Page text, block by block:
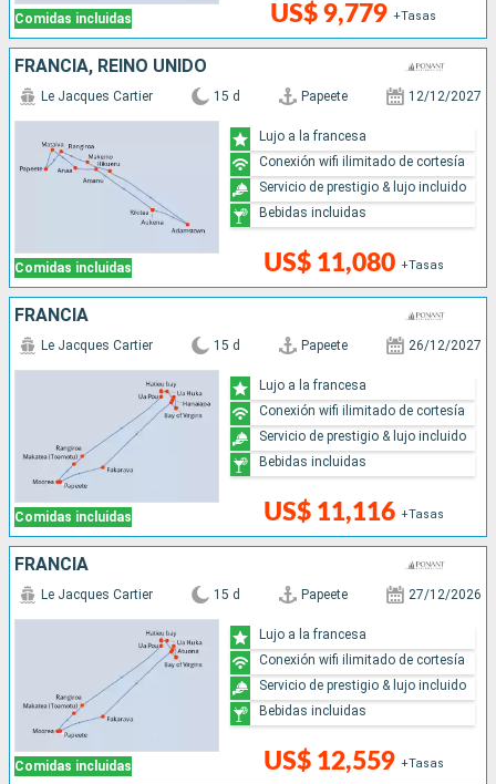
Comidas incluidas US$ 9,779 +Tasas
FRANCIA, REINO UNIDO
Comidas incluidas
Le Jacques Cartier 15 d Papeete 12/12/2027
US$ 11,080 +Tasas
Lujo a la francesa
Conexión wifi ilimitado de cortesía
Servicio de prestigio & lujo incluido
Bebidas incluidas
FRANCIA
Comidas incluidas
Le Jacques Cartier 15 d Papeete 26/12/2027
US$ 11,116 +Tasas
Lujo a la francesa
Conexión wifi ilimitado de cortesía
Servicio de prestigio & lujo incluido
Bebidas incluidas
FRANCIA
Comidas incluidas
Le Jacques Cartier 15 d Papeete 27/12/2026
US$ 12,559 +Tasas
Lujo a la francesa
Conexión wifi ilimitado de cortesía
Servicio de prestigio & lujo incluido
Bebidas incluidas